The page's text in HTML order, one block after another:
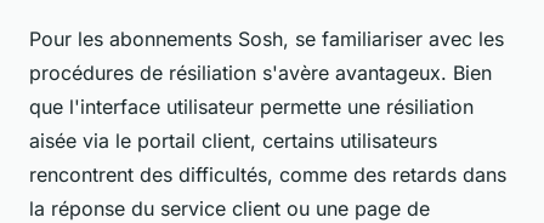
Pour les abonnements Sosh, se familiariser avec les
procédures de résiliation s'avère avantageux. Bien
que l'interface utilisateur permette une résiliation
aisée via le portail client, certains utilisateurs
rencontrent des difficultés, comme des retards dans
la réponse du service client ou une page de